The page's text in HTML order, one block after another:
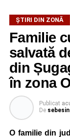
La ediția din
didactice din
profesori
școlari,
învățători,
sistemul de
Participare,
Tema ediției din
ȘTIRI DIN ZONĂ
Familie
salvată
din
în zona
Publicat
De
O familie din